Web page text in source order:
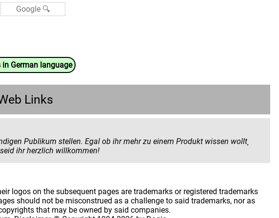
German language
Links
ob ihr mehr zu einem Produkt wissen wollt¸
einen Ratschlag zum Spielen sucht... oder geben wollt. Hier seid ihr herzlich willkommen!
logos on the subsequent pages are trademarks or registered trademarks
should not be misconstrued as a challenge to said trademarks, nor as
that may be owned by said companies.